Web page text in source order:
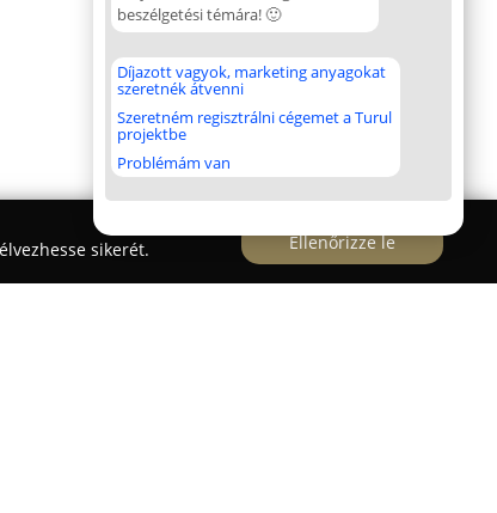
beszélgetési témára! 🙂
Díjazott vagyok, marketing anyagokat
szeretnék átvenni
Szeretném regisztrálni cégemet a Turul
projektbe
Problémám van
sikerét.
Ellenőrizze le